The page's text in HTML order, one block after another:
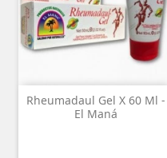
Rheumadaul Gel X 60 Ml -
El Maná